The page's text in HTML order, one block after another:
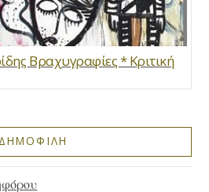
Βραχυγραφίες * Κριτική
ΔΗΜΟΦΙΛΗ